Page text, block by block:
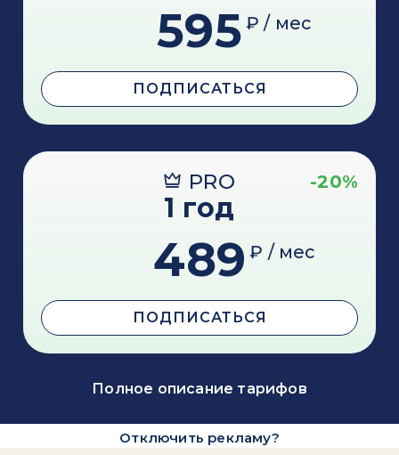
595 ₽ / мес
ПОДПИСАТЬСЯ
PRO -20%
1 год
489 ₽ / мес
ПОДПИСАТЬСЯ
Полное описание тарифов
Отключить рекламу?